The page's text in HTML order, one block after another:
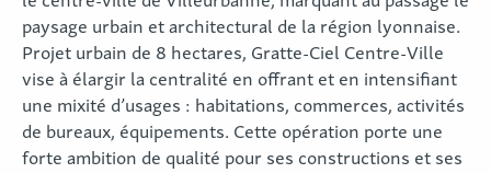
paysage urbain et architectural de la région lyonnaise.
Projet urbain de 8 hectares, Gratte-Ciel Centre-Ville
vise à élargir la centralité en offrant et en intensifiant
une mixité d’usages : habitations, commerces, activités
de bureaux, équipements. Cette opération porte une
forte ambition de qualité pour ses constructions et ses